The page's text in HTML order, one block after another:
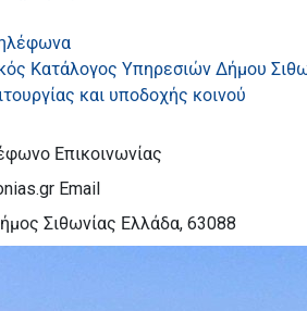
Κατάλογος Υπηρεσιών Δήμου
και υποδοχής κοινού
Επικοινωνίας
Email
Σιθωνίας Ελλάδα, 63088